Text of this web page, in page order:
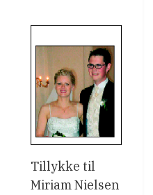
Tillykke til
Miriam Nielsen